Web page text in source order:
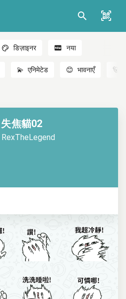
डिज़ाइनर नया
💫 एनिमेटेड 😊 भावनाएँ 🐻
失焦貓02
RexTheLegend